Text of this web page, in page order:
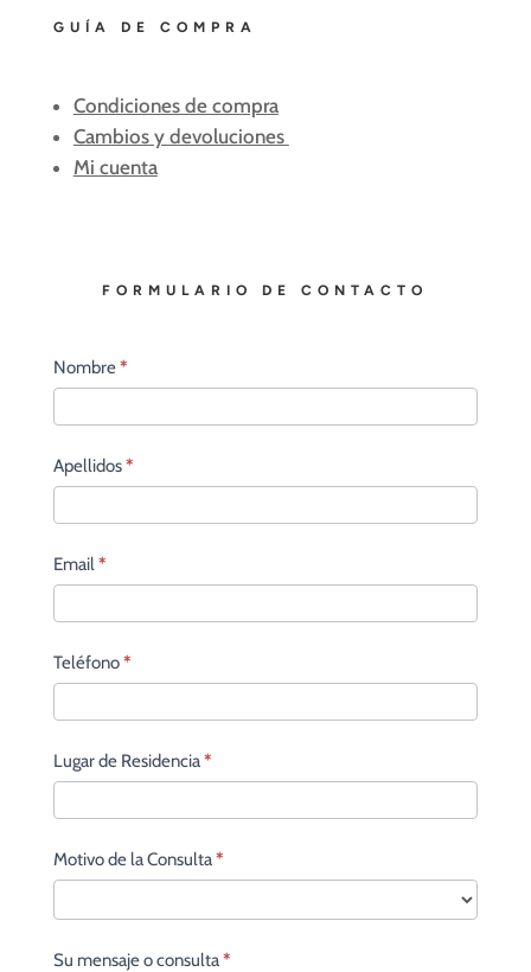
GUÍA DE COMPRA
Condiciones de compra
Cambios y devoluciones
Mi cuenta
FORMULARIO DE CONTACTO
Contacto
principal
Nombre*
Apellidos*
Email*
Teléfono*
Lugar de Residencia*
Motivo de la Consulta*
Su mensaje o consulta*